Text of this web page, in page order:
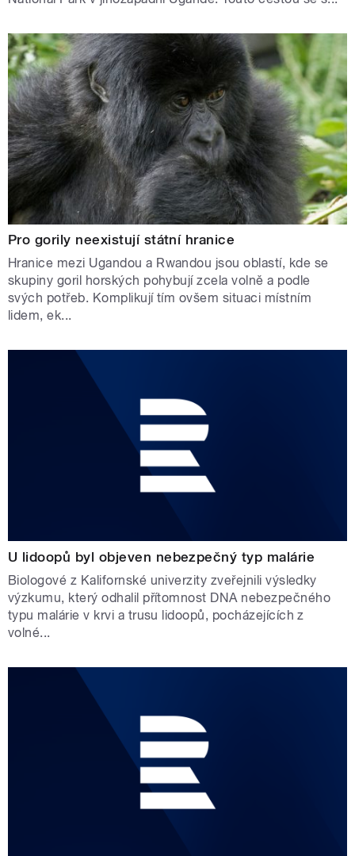
Pro gorily neexistují státní hranice
Hranice mezi Ugandou a Rwandou jsou oblastí, kde se
skupiny goril horských pohybují zcela volně a podle
svých potřeb. Komplikují tím ovšem situaci místním
lidem, ek...
U lidoopů byl objeven nebezpečný typ malárie
Biologové z Kalifornské univerzity zveřejnili výsledky
výzkumu, který odhalil přítomnost DNA nebezpečného
typu malárie v krvi a trusu lidoopů, pocházejících z
volné...